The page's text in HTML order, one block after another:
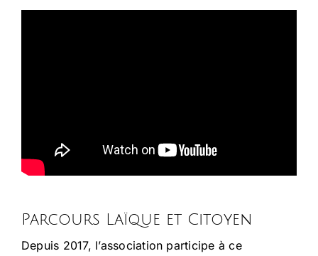
Parcours Laïque et Citoyen
Depuis 2017, l’association participe à ce